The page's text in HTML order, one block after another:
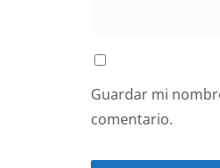
Guardar mi
comentario.